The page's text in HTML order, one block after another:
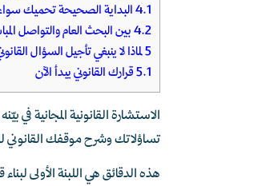
4.1البداية الصحيحة تحميك
4.2بين البحث العام والتواصل
5لماذا لا ينبغي تأجيل السؤال
5.1قرارك القانوني يبدأ الآن
الاستشارة القانونية
تساؤلاتك وشرح موقفك
هذه الدقائق هي اللبنة الأولى